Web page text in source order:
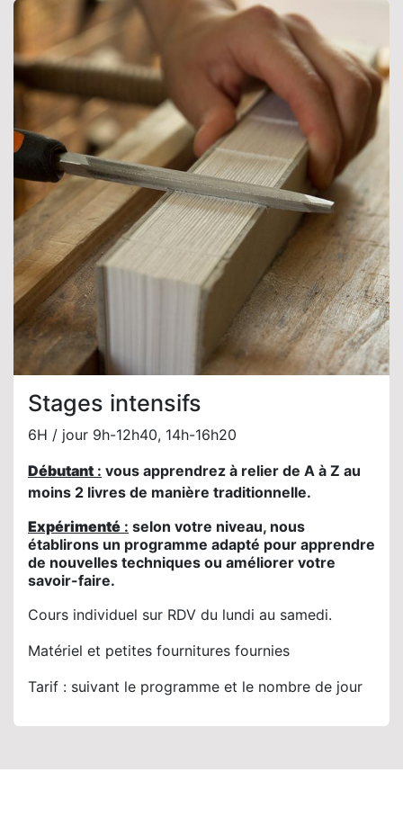
Stages intensifs
6H / jour 9h-12h40, 14h-16h20
Débutant : vous apprendrez à relier de A à Z au
moins 2 livres de manière traditionnelle.
Expérimenté : selon votre niveau, nous
établirons un programme adapté pour apprendre
de nouvelles techniques ou améliorer votre
savoir-faire.
Cours individuel sur RDV du lundi au samedi.
Matériel et petites fournitures fournies
Tarif : suivant le programme et le nombre de jour